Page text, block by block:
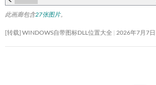
此画廊包含27张图片。
[转载] WINDOWS自带图标DLL位置大全 2026年7月7日